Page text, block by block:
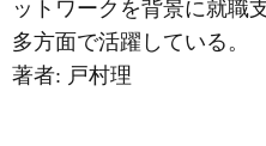
ットワークを背景に就職
多方面で活躍している。
著者: 戸村理